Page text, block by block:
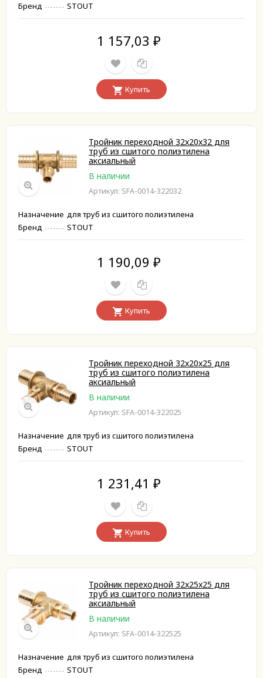
Бренд
STOUT
1 157,03 ₽
Купить
Тройник переходной 32x20x32 для
труб из сшитого полиэтилена
аксиальный
В наличии
Артикул: SFA-0014-322032
Назначение для труб из сшитого полиэтилена
Бренд
STOUT
1 190,09 ₽
Купить
Тройник переходной 32x20x25 для
труб из сшитого полиэтилена
аксиальный
В наличии
Артикул: SFA-0014-322025
Назначение для труб из сшитого полиэтилена
Бренд
STOUT
1 231,41 ₽
Купить
Тройник переходной 32x25x25 для
труб из сшитого полиэтилена
аксиальный
В наличии
Артикул: SFA-0014-322525
Назначение для труб из сшитого полиэтилена
Бренд
STOUT